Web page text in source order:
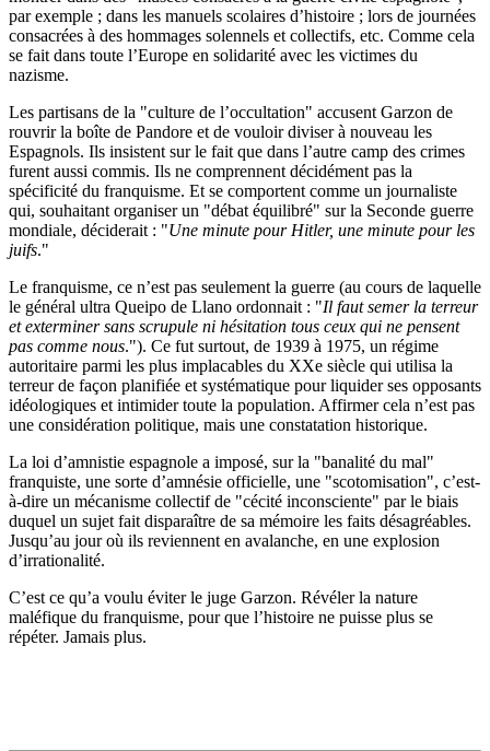
par exemple ; dans les manuels scolaires d’histoire ; lors de journées
consacrées à des hommages solennels et collectifs, etc. Comme cela
se fait dans toute l’Europe en solidarité avec les victimes du
nazisme.
Les partisans de la "culture de l’occultation" accusent Garzon de
rouvrir la boîte de Pandore et de vouloir diviser à nouveau les
Espagnols. Ils insistent sur le fait que dans l’autre camp des crimes
furent aussi commis. Ils ne comprennent décidément pas la
spécificité du franquisme. Et se comportent comme un journaliste
qui, souhaitant organiser un "débat équilibré" sur la Seconde guerre
mondiale, déciderait : "Une minute pour Hitler, une minute pour les
juifs."
Le franquisme, ce n’est pas seulement la guerre (au cours de laquelle
le général ultra Queipo de Llano ordonnait : "Il faut semer la terreur
et exterminer sans scrupule ni hésitation tous ceux qui ne pensent
pas comme nous."). Ce fut surtout, de 1939 à 1975, un régime
autoritaire parmi les plus implacables du XXe siècle qui utilisa la
terreur de façon planifiée et systématique pour liquider ses opposants
idéologiques et intimider toute la population. Affirmer cela n’est pas
une considération politique, mais une constatation historique.
La loi d’amnistie espagnole a imposé, sur la "banalité du mal"
franquiste, une sorte d’amnésie officielle, une "scotomisation", c’est-
à-dire un mécanisme collectif de "cécité inconsciente" par le biais
duquel un sujet fait disparaître de sa mémoire les faits désagréables.
Jusqu’au jour où ils reviennent en avalanche, en une explosion
d’irrationalité.
C’est ce qu’a voulu éviter le juge Garzon. Révéler la nature
maléfique du franquisme, pour que l’histoire ne puisse plus se
répéter. Jamais plus.